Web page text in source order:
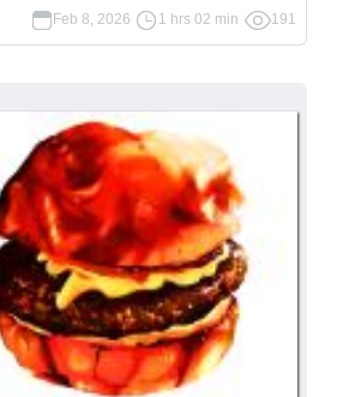
Feb 8, 2026
1 hrs 02 min 191